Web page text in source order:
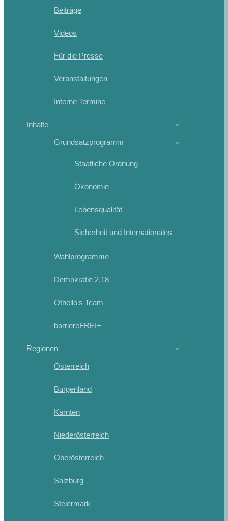
Beiträge
Videos
Für die Presse
Veranstaltungen
Interne Termine
Inhalte
Grundsatzprogramm
Staatliche Ordnung
Ökonomie
Lebensqualität
Sicherheit und Internationales
Wahlprogramme
Demokratie 2.18
Othello’s Team
barriereFREI+
Regionen
Österreich
Burgenland
Kärnten
Niederösterreich
Oberösterreich
Salzburg
Steiermark